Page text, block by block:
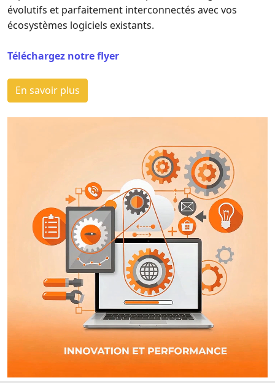
évolutifs et parfaitement interconnectés avec vos
écosystèmes logiciels existants.
Téléchargez notre flyer
En savoir plus